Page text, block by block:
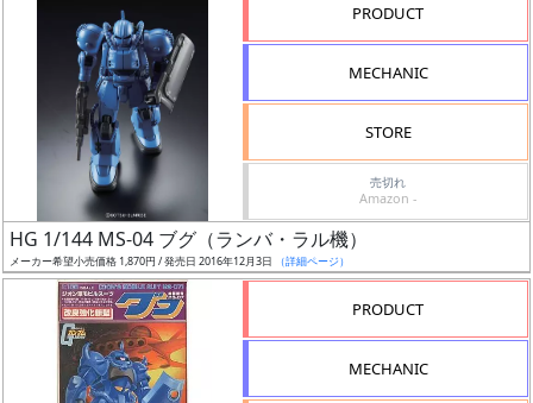
売
切
PRODUCT
MECHANIC
STORE
売切れ
Amazon -
HG 1/144 MS-04 ブグ（ランバ・ラル機）
メーカー希望小売価格 1,870円 / 発売日 2016年12月3日 （詳細ページ）
PRODUCT
MECHANIC